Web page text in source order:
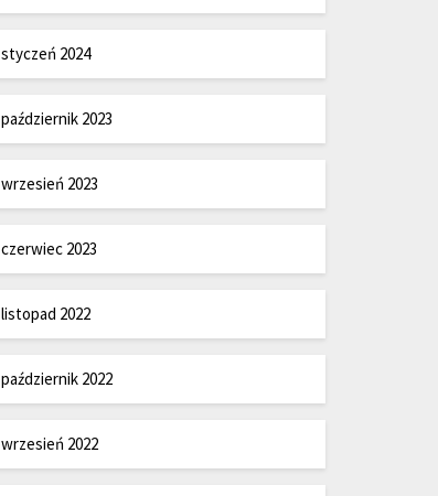
styczeń 2024
październik 2023
wrzesień 2023
czerwiec 2023
listopad 2022
październik 2022
wrzesień 2022